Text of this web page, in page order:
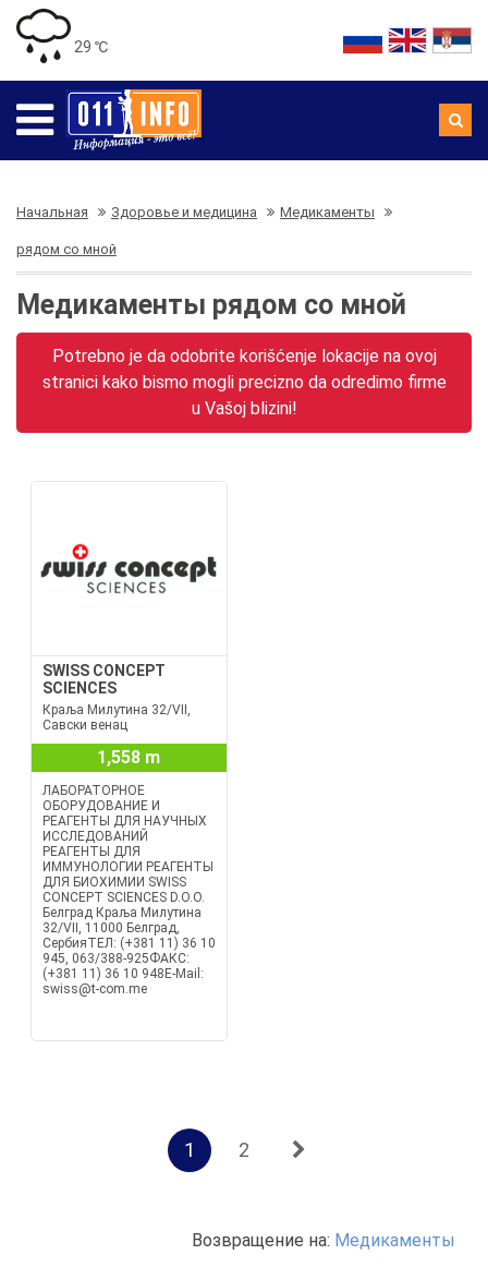
29 ℃
Начальная Здоровье и медицина Медикаменты
рядом со мной
Медикаменты рядом со мной
Potrebno je da odobrite korišćenje lokacije na ovoj
stranici kako bismo mogli precizno da odredimo firme
u Vašoj blizini!
SWISS CONCEPT
SCIENCES
Краља Милутина 32/VII,
Савски венац
1,558 m
ЛАБОРАТОРНОЕ
ОБОРУДОВАНИЕ И
РЕАГЕНТЫ ДЛЯ НАУЧНЫХ
ИССЛЕДОВАНИЙ
РЕАГЕНТЫ ДЛЯ
ИММУНОЛОГИИ РЕАГЕНТЫ
ДЛЯ БИОХИМИИ SWISS
CONCEPT SCIENCES D.O.O.
Белград Краља Милутина
32/VII, 11000 Белград,
СербияТЕЛ: (+381 11) 36 10
945, 063/388-925ФАКС:
(+381 11) 36 10 948E-Mail:
swiss@t-com.me
1 2
Возвращение на: Медикаменты